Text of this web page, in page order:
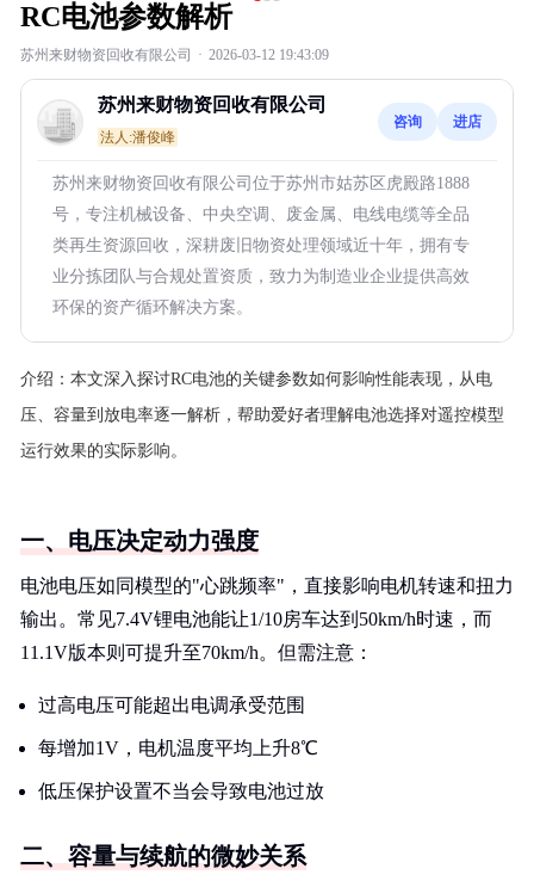
RC电池参数解析
苏州来财物资回收有限公司 · 2026-03-12 19:43:09
苏州来财物资回收有限公司
法人:潘俊峰
咨询 进店
苏州来财物资回收有限公司位于苏州市姑苏区虎殿路1888
号，专注机械设备、中央空调、废金属、电线电缆等全品
类再生资源回收，深耕废旧物资处理领域近十年，拥有专
业分拣团队与合规处置资质，致力为制造业企业提供高效
环保的资产循环解决方案。
介绍： 本文深入探讨RC电池的关键参数如何影响性能表现，从电
压、容量到放电率逐一解析，帮助爱好者理解电池选择对遥控模型
运行效果的实际影响。
一、电压决定动力强度
电池电压如同模型的"心跳频率"，直接影响电机转速和扭力
输出。常见7.4V锂电池能让1/10房车达到50km/h时速，而
11.1V版本则可提升至70km/h。但需注意：
过高电压可能超出电调承受范围
每增加1V，电机温度平均上升8℃
低压保护设置不当会导致电池过放
二、容量与续航的微妙关系